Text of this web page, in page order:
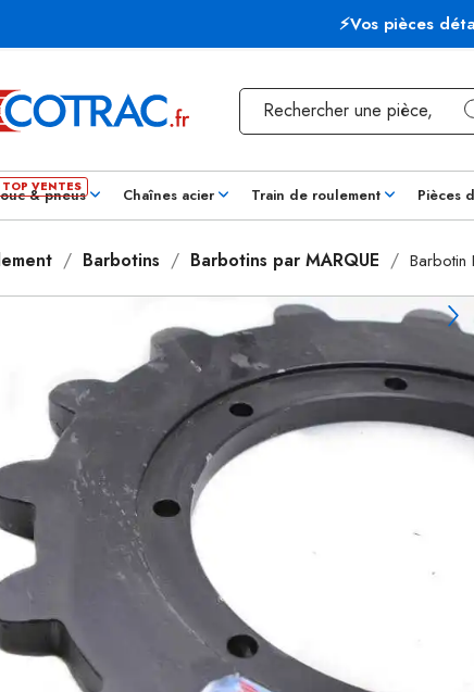
⚡Vos pièces
& pneus Chaînes acier Train de roulement Pièces
Barbotins Barbotins par MARQUE Barbotin